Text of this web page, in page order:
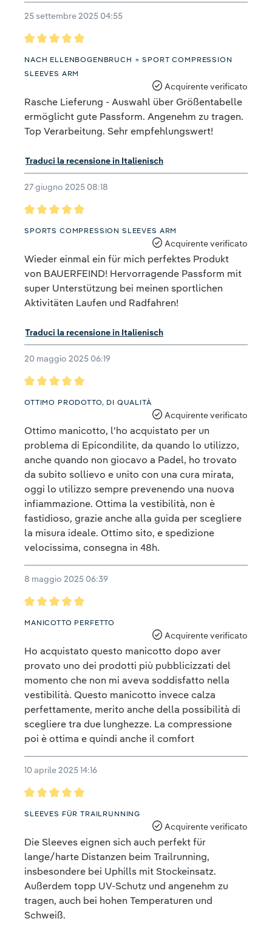
25 settembre 2025 04:55
NACH ELLENBOGENBRUCH = SPORT COMPRESSION
SLEEVES ARM
Acquirente verificato
Rasche Lieferung - Auswahl über Größentabelle
ermöglicht gute Passform. Angenehm zu tragen.
Top Verarbeitung. Sehr empfehlungswert!
Traduci la recensione in Italienisch
27 giugno 2025 08:18
SPORTS COMPRESSION SLEEVES ARM
Acquirente verificato
Wieder einmal ein für mich perfektes Produkt
von BAUERFEIND! Hervorragende Passform mit
super Unterstützung bei meinen sportlichen
Aktivitäten Laufen und Radfahren!
Traduci la recensione in Italienisch
20 maggio 2025 06:19
Recensione con valutazione di 5 su 5 stelle
OTTIMO PRODOTTO, DI QUALITÀ
Acquirente verificato
Ottimo manicotto, l'ho acquistato per un
problema di Epicondilite, da quando lo utilizzo,
anche quando non giocavo a Padel, ho trovato
da subito sollievo e unito con una cura mirata,
oggi lo utilizzo sempre prevenendo una nuova
infiammazione. Ottima la vestibilità, non è
fastidioso, grazie anche alla guida per scegliere
la misura ideale. Ottimo sito, e spedizione
velocissima, consegna in 48h.
8 maggio 2025 06:39
MANICOTTO PERFETTO
Acquirente verificato
Ho acquistato questo manicotto dopo aver
provato uno dei prodotti più pubblicizzati del
momento che non mi aveva soddisfatto nella
vestibilità. Questo manicotto invece calza
perfettamente, merito anche della possibilità di
scegliere tra due lunghezze. La compressione
poi è ottima e quindi anche il comfort
10 aprile 2025 14:16
Recensione con valutazione di 5 su 5 stelle
SLEEVES FÜR TRAILRUNNING
Acquirente verificato
Die Sleeves eignen sich auch perfekt für
lange/harte Distanzen beim Trailrunning,
insbesondere bei Uphills mit Stockeinsatz.
Außerdem topp UV-Schutz und angenehm zu
tragen, auch bei hohen Temperaturen und
Schweiß.